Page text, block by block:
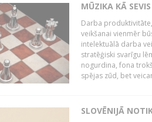
MŪZIKA KĀ
Darba
veikšanai vienmēr
intelektuālā darba
stratēģiski svarīgu
nogurdina, fona
spējas zūd, bet
SLOVĒNIJĀ